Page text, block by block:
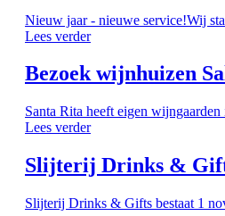
Nieuw jaar - nieuwe service!Wij
Lees verder
Bezoek wijnhuizen
Santa Rita heeft eigen
Lees verder
Slijterij Drinks &
Slijterij Drinks & Gifts bestaat 1